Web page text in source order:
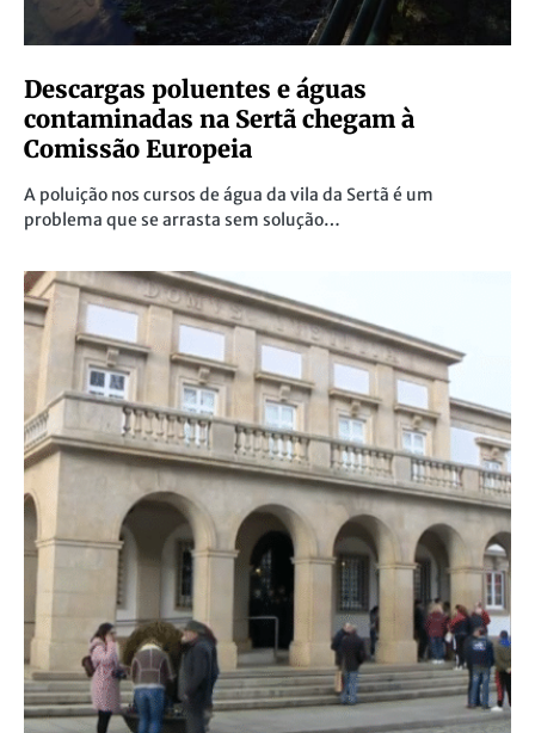
Descargas poluentes e águas
contaminadas na Sertã chegam à
Comissão Europeia
A poluição nos cursos de água da vila da Sertã é um
problema que se arrasta sem solução…